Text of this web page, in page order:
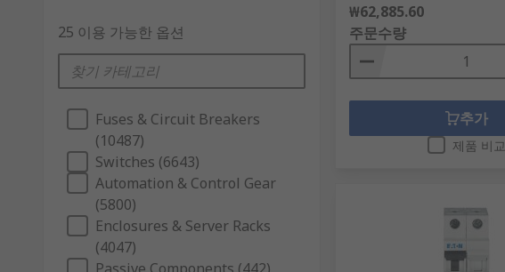
25 이용 가능한 옵션
Fuses & Circuit Breakers
(10487)
Switches (6643)
Automation & Control Gear
(5800)
Enclosures & Server Racks
(4047)
₩62,885.60
주문수량
추가
제품 비교